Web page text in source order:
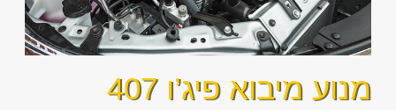
מנוע מיבוא פיג’ו 407